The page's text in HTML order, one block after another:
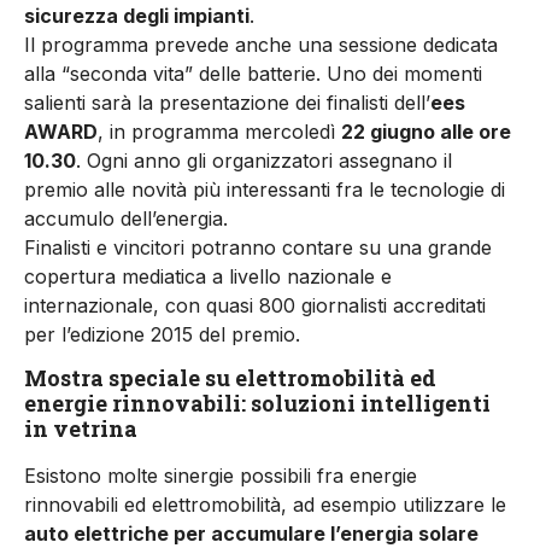
sicurezza degli impianti.
Il programma prevede anche una sessione dedicata
alla “seconda vita” delle batterie. Uno dei momenti
salienti sarà la presentazione dei finalisti dell’ees
AWARD, in programma mercoledì 22 giugno alle ore
10.30. Ogni anno gli organizzatori assegnano il
premio alle novità più interessanti fra le tecnologie di
accumulo dell’energia.
Finalisti e vincitori potranno contare su una grande
copertura mediatica a livello nazionale e
internazionale, con quasi 800 giornalisti accreditati
per l’edizione 2015 del premio.
Mostra speciale su elettromobilità ed
energie rinnovabili: soluzioni intelligenti
in vetrina
Esistono molte sinergie possibili fra energie
rinnovabili ed elettromobilità, ad esempio utilizzare le
auto elettriche per accumulare l’energia solare